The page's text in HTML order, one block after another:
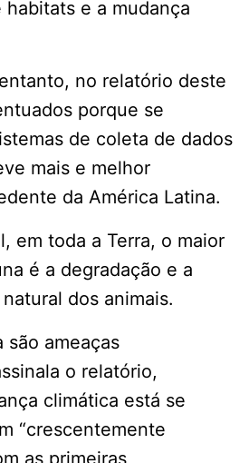
habitats e a mudança
no relatório deste
porque se
de coleta de dados
mais e melhor
da América Latina.
em toda a Terra, o maior
é a degradação e a
dos animais.
são ameaças
o relatório,
climática está se
“crescentemente
as primeiras